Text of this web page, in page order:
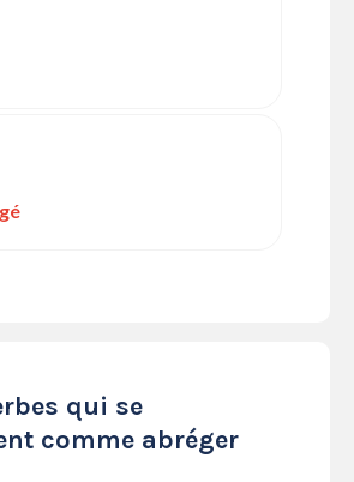
qui se
comme abréger